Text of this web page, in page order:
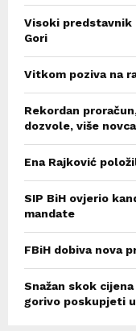
Visoki predstavnik
Gori
Vitkom poziva na
Rekordan
dozvole, više
Ena Rajković
SIP BiH ovjerio
mandate
FBiH dobiva nova
Snažan skok
gorivo poskupjeti u